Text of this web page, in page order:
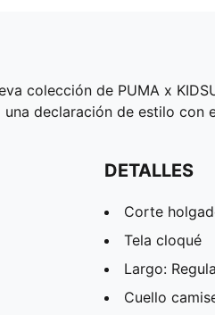
colección de PUMA x
declaración de estilo con
DETALLES
Corte
Tela cloqué
Largo:
Cuello